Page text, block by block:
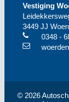
Vestiging
3449 JJ
0348 -
© 2026